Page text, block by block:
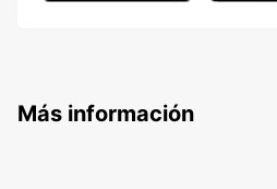
Más información